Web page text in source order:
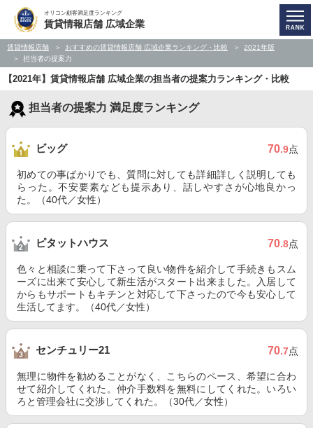
オリコン顧客満足度ランキング
賃貸情報店舗 広域企業
賃貸情報店舗 おすすめの賃貸情報店舗 広域企業ランキング・比較
2021年版
担当者の提案力
【2021年】賃貸情報店舗 広域企業の担当者の提案力ランキング・比較
担当者の提案力 満足度ランキング
ビッグ 70.9点
初めての事ばかりでも、質問に対しても詳細詳しく説明しても
らった。不安要素なども提示あり、話しやすさが心地良かっ
た。（40代／女性）
ピタットハウス 70.8点
色々と相談に乗って下さって良い物件を紹介して手続きもスム
ーズに出来て安心して新生活がスタート出来ました。入居して
からもサポートもキチンと対応して下さったので今も安心して
生活してます。（40代／女性）
センチュリー21 70.7点
無理に物件を勧めることがなく、こちらのペース、希望に合わ
せて紹介してくれた。仲介手数料を無料にしてくれた。いろい
ろと管理会社に交渉してくれた。（30代／女性）